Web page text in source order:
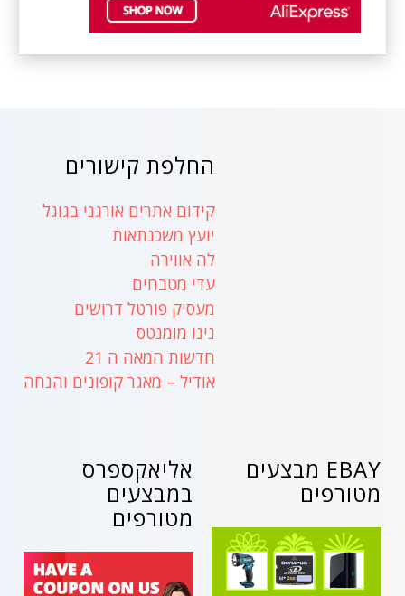
החלפת קישורים
קידום אתרים אורגני בגוגל
יועץ משכנתאות
לה אווירה
עדי מטבחים
מעסיק פורטל דרושים
נינו מומנטס
חדשות המאה ה 21
אודיל – מאגר קופונים והנחה
אליאקספרס
במבצעים
מטורפים
EBAY מבצעים
מטורפים